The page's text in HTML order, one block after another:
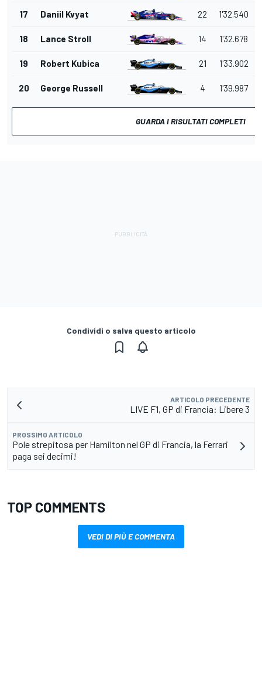
17 Daniil Kvyat 22 1'32.540
18 Lance Stroll 14 1'32.678
19 Robert Kubica 21 1'33.902
20 George Russell 4 1'39.987
GUARDA I RISULTATI COMPLETI
Condividi o salva questo articolo
ARTICOLO PRECEDENTE
LIVE F1, GP di Francia: Libere 3
PROSSIMO ARTICOLO
Pole strepitosa per Hamilton nel GP di Francia, la Ferrari
paga sei decimi!
TOP COMMENTS
VEDI DI PIÙ E COMMENTA